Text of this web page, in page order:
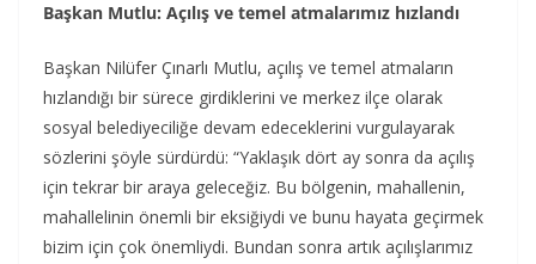
Başkan Mutlu: Açılış ve temel atmalarımız hızlandı
Başkan Nilüfer Çınarlı Mutlu, açılış ve temel atmaların
hızlandığı bir sürece girdiklerini ve merkez ilçe olarak
sosyal belediyeciliğe devam edeceklerini vurgulayarak
sözlerini şöyle sürdürdü: “Yaklaşık dört ay sonra da açılış
için tekrar bir araya geleceğiz. Bu bölgenin, mahallenin,
mahallelinin önemli bir eksiğiydi ve bunu hayata geçirmek
bizim için çok önemliydi. Bundan sonra artık açılışlarımız